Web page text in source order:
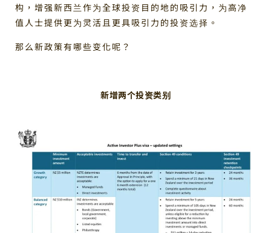
构，增强新西兰作为全球投资目的地的吸引力，为高净
值人士提供更为灵活且更具吸引力的投资选择。
那么新政策有哪些变化呢？
新增两个投资类别